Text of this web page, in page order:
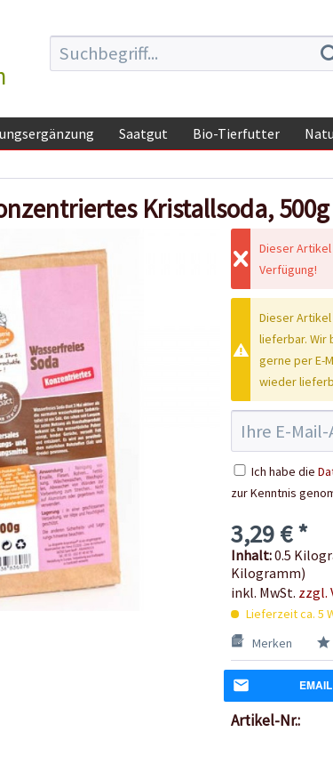
Saatgut Bio-Tierfutter
Kristallsoda, 500g
Dieser
Verfügung!
Dieser
lieferbar. Wir
gerne per E-
wieder
Ich habe die
zur Kenntnis
3,29 € *
Inhalt:0.5
Kilogramm)
inkl. MwSt. zzgl.
Lieferzeit ca. 5
Merken
EMAIL
Artikel-Nr.: